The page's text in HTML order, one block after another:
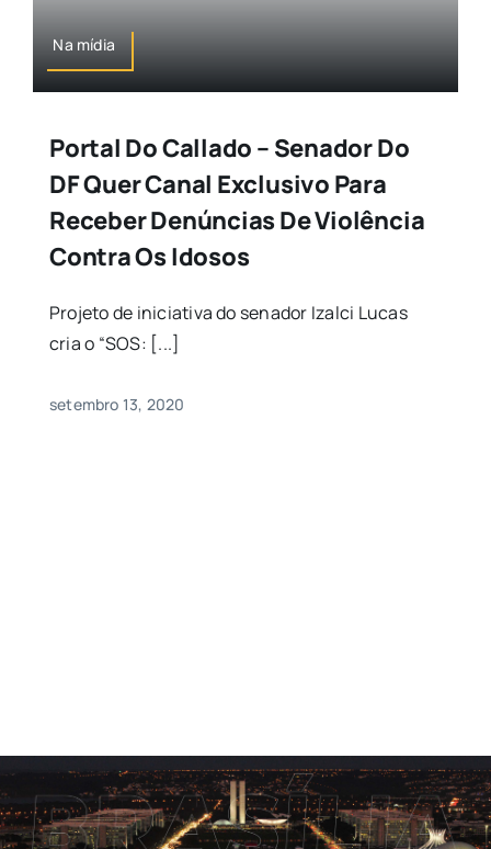
Na mídia
Portal Do Callado – Senador Do
DF Quer Canal Exclusivo Para
Receber Denúncias De Violência
Contra Os Idosos
Projeto de iniciativa do senador Izalci Lucas
cria o “SOS: [...]
setembro 13, 2020